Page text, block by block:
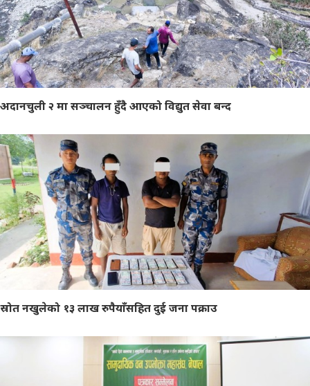
अदानचुली २ मा सञ्चालन हुँदै आएको विद्युत सेवा बन्द
स्रोत नखुलेको १३ लाख रुपैयाँसहित दुई जना पक्राउ